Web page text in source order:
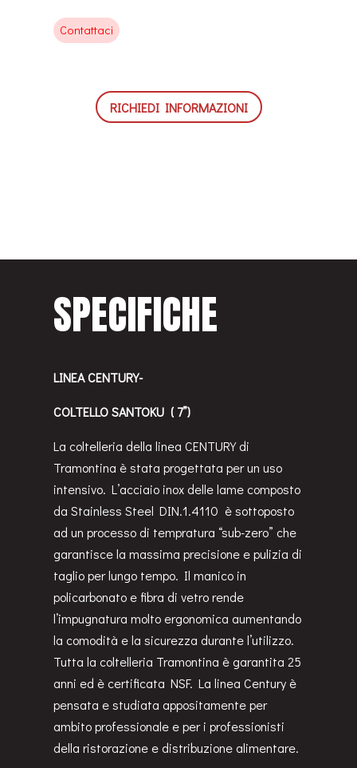
Contattaci
RICHIEDI INFORMAZIONI
SPECIFICHE
LINEA CENTURY-
COLTELLO SANTOKU ( 7”)
La coltelleria della linea CENTURY di
Tramontina è stata progettata per un uso
intensivo. L’acciaio inox delle lame composto
da Stainless Steel DIN.1.4110 è sottoposto
ad un processo di tempratura “sub-zero” che
garantisce la massima precisione e pulizia di
taglio per lungo tempo. Il manico in
policarbonato e fibra di vetro rende
l’impugnatura molto ergonomica aumentando
la comodità e la sicurezza durante l’utilizzo.
Tutta la coltelleria Tramontina è garantita 25
anni ed è certificata NSF. La linea Century è
pensata e studiata appositamente per
ambito professionale e per i professionisti
della ristorazione e distribuzione alimentare.